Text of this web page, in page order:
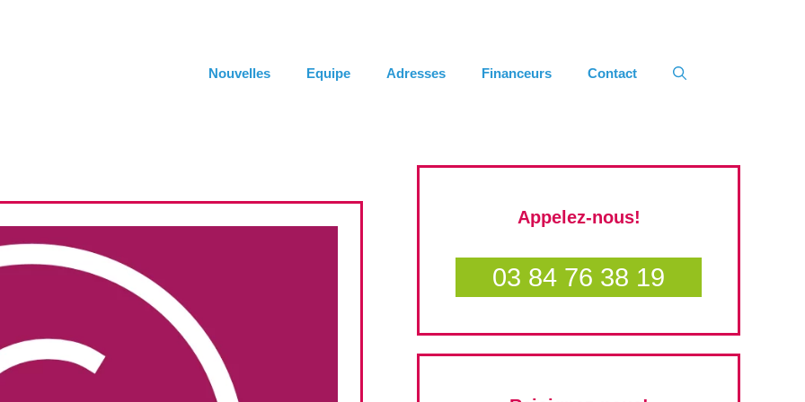
Nouvelles Equipe Adresses Financeurs Contact
Appelez-nous!
03 84 76 38 19